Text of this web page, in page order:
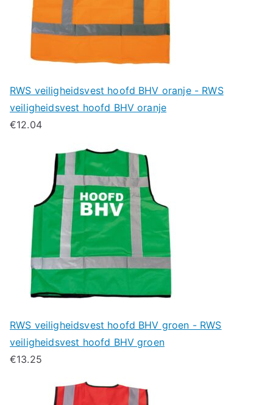
RWS veiligheidsvest hoofd BHV oranje - RWS
veiligheidsvest hoofd BHV oranje
€12.04
RWS veiligheidsvest hoofd BHV groen - RWS
veiligheidsvest hoofd BHV groen
€13.25